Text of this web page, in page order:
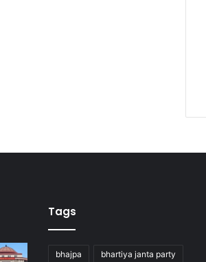
Tags
bhajpa bhartiya janta party